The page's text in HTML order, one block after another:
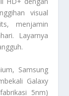
visual
menjamin
Layarnya
Samsung
Galaxy
5nm)